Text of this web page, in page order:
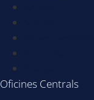
Oficines Centrals